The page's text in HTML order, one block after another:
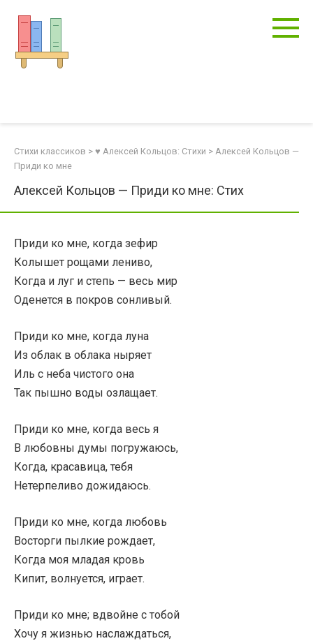
контенту
Стихи классиков > ♥ Алексей Кольцов: Стихи > Алексей Кольцов —
Приди ко мне
Алексей Кольцов — Приди ко мне: Стих
Приди ко мне, когда зефир
Колышет рощами лениво,
Когда и луг и степь — весь мир
Оденется в покров сонливый.
Приди ко мне, когда луна
Из облак в облака ныряет
Иль с неба чистого она
Так пышно воды озлащает.
Приди ко мне, когда весь я
В любовны думы погружаюсь,
Когда, красавица, тебя
Нетерпеливо дожидаюсь.
Приди ко мне, когда любовь
Восторги пылкие рождает,
Когда моя младая кровь
Кипит, волнуется, играет.
Приди ко мне; вдвойне с тобой
Хочу я жизнью наслаждаться,